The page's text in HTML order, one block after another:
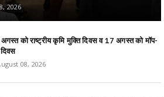
2026
को राष्ट्रीय कृमि मुक्ति दिवस व 17 अगस्त को मॉप-
08, 2026